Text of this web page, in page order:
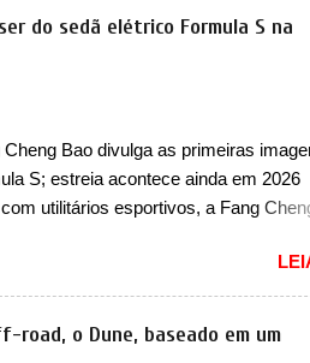
visual mais moderna da
já seja tão recente assim (o que
para-choque na dianteira. Ele
faróis. Ele ainda possui um espaço
entrada de ar inferio...
do sedã elétrico Formula S na
Bao divulga as primeiras
S; estreia acontece ainda em 2026
utilitários esportivos, a Fang Cheng
muito bem com o lançamento dos
a marca confirmou que vai
por imagens teaser, o Formula S
Bao, que parece se perder na sua
road, o Dune, baseado em um